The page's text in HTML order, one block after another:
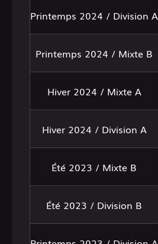
Printemps 2024 / Division A
Printemps 2024 / Mixte B
Hiver 2024 / Mixte A
Hiver 2024 / Division A
Été 2023 / Mixte B
Été 2023 / Division B